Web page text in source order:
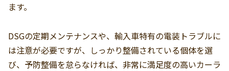
ます。
DSGの定期メンテナンスや、輸入車特有の電装トラブルに
は注意が必要ですが、しっかり整備されている個体を選
び、予防整備を怠らなければ、非常に満足度の高いカーラ